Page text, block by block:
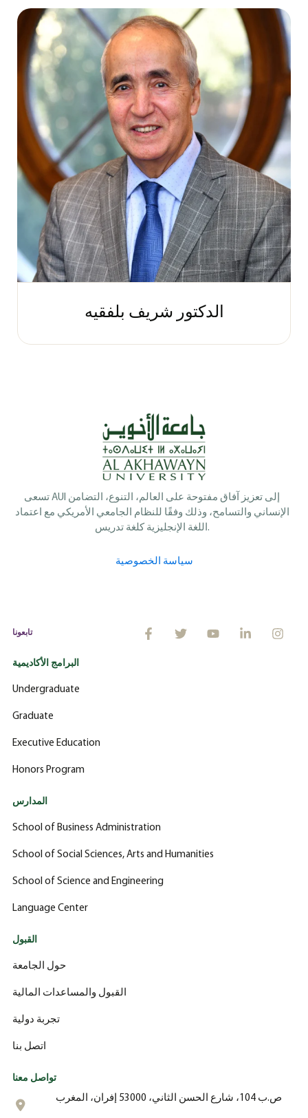
الدكتور شريف بلفقيه
تسعى AUI إلى تعزيز آفاق مفتوحة على العالم، التنوع، التضامن
الإنساني والتسامح، وذلك وفقًا للنظام الجامعي الأمريكي مع اعتماد
اللغة الإنجليزية كلغة تدريس.
سياسة الخصوصية
تابعونا
البرامج الأكاديمية
Undergraduate
Graduate
Executive Education
Honors Program
المدارس
School of Business Administration
School of Social Sciences, Arts and Humanities
School of Science and Engineering
Language Center
القبول
حول الجامعة
القبول والمساعدات المالية
تجربة دولية
اتصل بنا
تواصل معنا
ص.ب 104، شارع الحسن الثاني، 53000 إفران، المغرب